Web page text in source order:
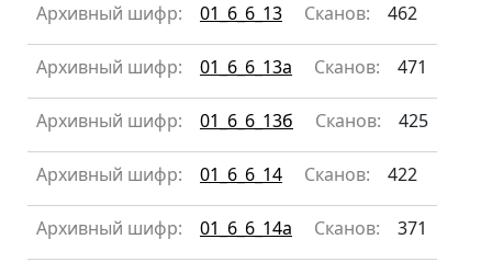
Архивный шифр: 01_6_6_13 Сканов: 462
Архивный шифр: 01_6_6_13а Сканов: 471
Архивный шифр: 01_6_6_13б Сканов: 425
Архивный шифр: 01_6_6_14 Сканов: 422
Архивный шифр: 01_6_6_14а Сканов: 371